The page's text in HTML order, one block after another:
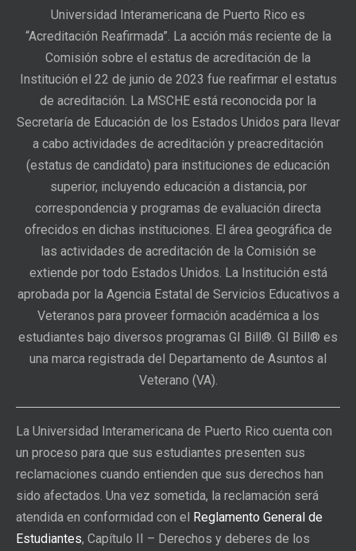
Universidad Interamericana de Puerto Rico es
“Acreditación Reafirmada”. La acción más reciente de la
Comisión sobre el estatus de acreditación de la
Institución el 22 de junio de 2023 fue reafirmar el estatus
de acreditación. La MSCHE está reconocida por la
Secretaría de Educación de los Estados Unidos para llevar
a cabo actividades de acreditación y preacreditación
(estatus de candidato) para instituciones de educación
superior, incluyendo educación a distancia, por
correspondencia y programas de evaluación directa
ofrecidos en dichas instituciones. El área geográfica de
las actividades de acreditación de la Comisión se
extiende por todo Estados Unidos. La Institución está
aprobada por la Agencia Estatal de Servicios Educativos a
Veteranos para proveer formación académica a los
estudiantes bajo diversos programas GI Bill®. GI Bill® es
una marca registrada del Departamento de Asuntos al
Veterano (VA).
La Universidad Interamericana de Puerto Rico cuenta con
un proceso para que sus estudiantes presenten sus
reclamaciones cuando entienden que sus derechos han
sido afectados. Una vez sometida, la reclamación será
atendida en conformidad con el Reglamento General de
Estudiantes, Capítulo II – Derechos y deberes de los